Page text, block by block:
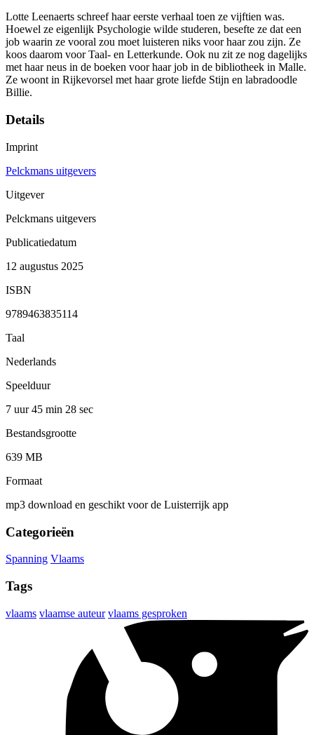
Lotte Leenaerts schreef haar eerste verhaal toen ze vijftien was.
Hoewel ze eigenlijk Psychologie wilde studeren, besefte ze dat een
job waarin ze vooral zou moet luisteren niks voor haar zou zijn. Ze
koos daarom voor Taal- en Letterkunde. Ook nu zit ze nog dagelijks
met haar neus in de boeken voor haar job in de bibliotheek in Malle.
Ze woont in Rijkevorsel met haar grote liefde Stijn en labradoodle
Billie.
Details
Imprint
Pelckmans uitgevers
Uitgever
Pelckmans uitgevers
Publicatiedatum
12 augustus 2025
ISBN
9789463835114
Taal
Nederlands
Speelduur
7 uur 45 min 28 sec
Bestandsgrootte
639 MB
Formaat
mp3 download en geschikt voor de Luisterrijk app
Categorieën
Spanning Vlaams
Tags
vlaams vlaamse auteur vlaams gesproken